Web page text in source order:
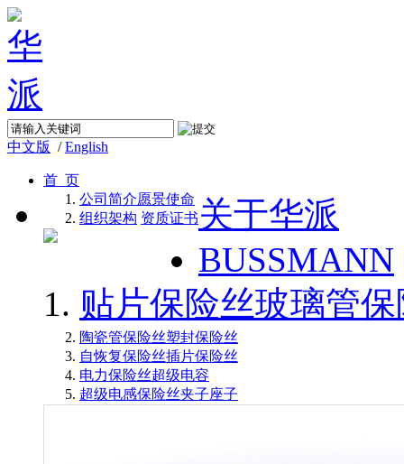
中文版 /English
首 页
关于华派
公司简介愿景使命
组织架构 资质证书
BUSSMANN
贴片保险丝玻璃管
陶瓷管保险丝塑封保险丝
自恢复保险丝插片保险丝
电力保险丝超级电容
超级电感保险丝夹子座子